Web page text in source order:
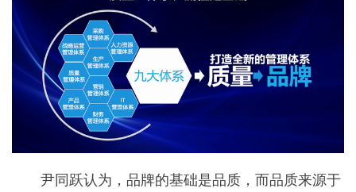
尹同跃认为，品牌的基础是品质，而品质来源于